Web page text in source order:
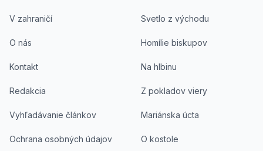
V zahraničí
O nás
Kontakt
Redakcia
Vyhľadávanie článkov
Ochrana osobných údajov
Svetlo z východu
Homílie biskupov
Na hlbinu
Z pokladov viery
Mariánska úcta
O kostole